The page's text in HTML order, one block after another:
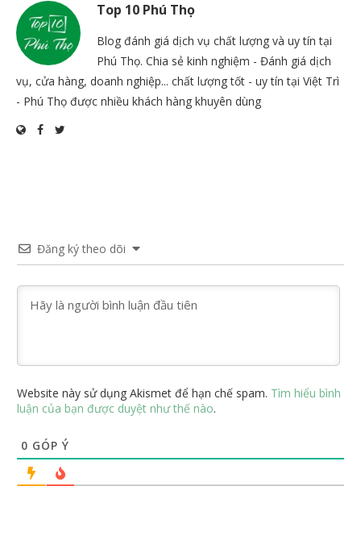
Top 10 Phú Thọ
Blog đánh giá dịch vụ chất lượng và uy tín tại
Phú Thọ. Chia sẻ kinh nghiệm - Đánh giá dịch
vụ, cửa hàng, doanh nghiệp... chất lượng tốt - uy tín tại Việt Trì
- Phú Thọ được nhiều khách hàng khuyên dùng
Đăng ký theo dõi
Website này sử dụng Akismet để hạn chế spam. Tìm hiểu bình
luận của bạn được duyệt như thế nào.
0 GÓP Ý